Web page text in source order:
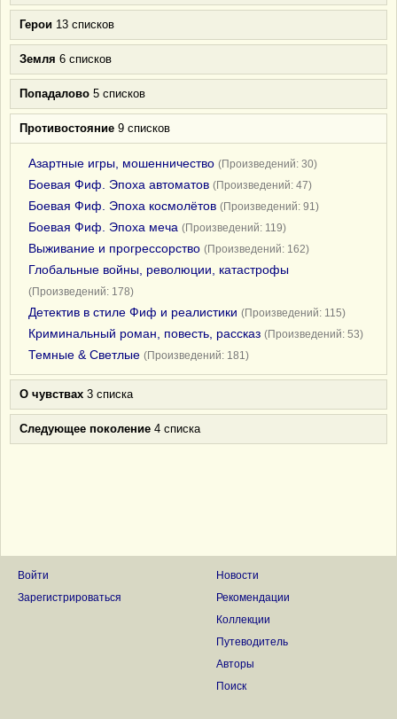
Герои 13 списков
Земля 6 списков
Попадалово 5 списков
Противостояние 9 списков
Азартные игры, мошенничество (Произведений: 30)
Боевая Фиф. Эпоха автоматов (Произведений: 47)
Боевая Фиф. Эпоха космолётов (Произведений: 91)
Боевая Фиф. Эпоха меча (Произведений: 119)
Выживание и прогрессорство (Произведений: 162)
Глобальные войны, революции, катастрофы
(Произведений: 178)
Детектив в стиле Фиф и реалистики (Произведений: 115)
Криминальный роман, повесть, рассказ (Произведений: 53)
Темные & Светлые (Произведений: 181)
О чувствах 3 списка
Следующее поколение 4 списка
Войти
Зарегистрироваться
Новости
Рекомендации
Коллекции
Путеводитель
Авторы
Поиск